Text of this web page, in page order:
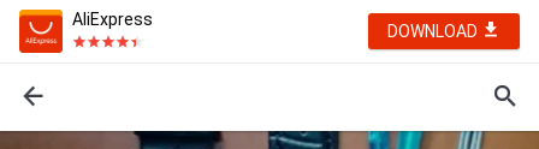
AliExpress
DOWNLOAD